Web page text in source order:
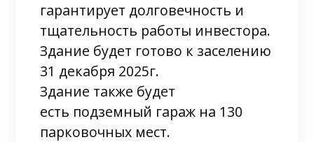
гарантирует долговечность и
тщательность работы инвестора.
Здание будет готово к заселению
31 декабря 2025г.
Здание также будет
есть подземный гараж на 130
парковочных мест.